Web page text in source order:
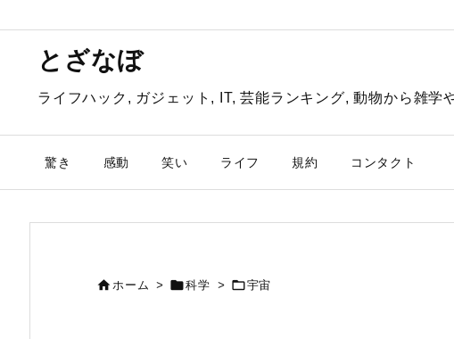
とざなぼ
ライフハック, ガジェット, IT, 芸能ランキング, 動物から雑学
驚き 感動 笑い ライフ 規約 コンタクト
ホーム > 科学 > 宇宙